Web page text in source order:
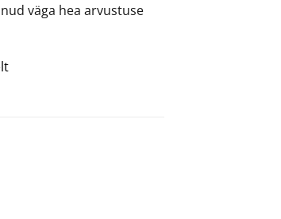
väga hea arvustuse